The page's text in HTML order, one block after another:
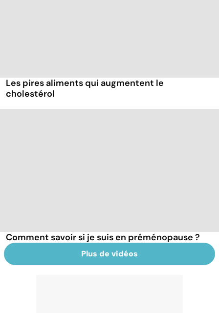
Les pires aliments qui augmentent le
cholestérol
Comment savoir si je suis en préménopause ?
Plus de vidéos